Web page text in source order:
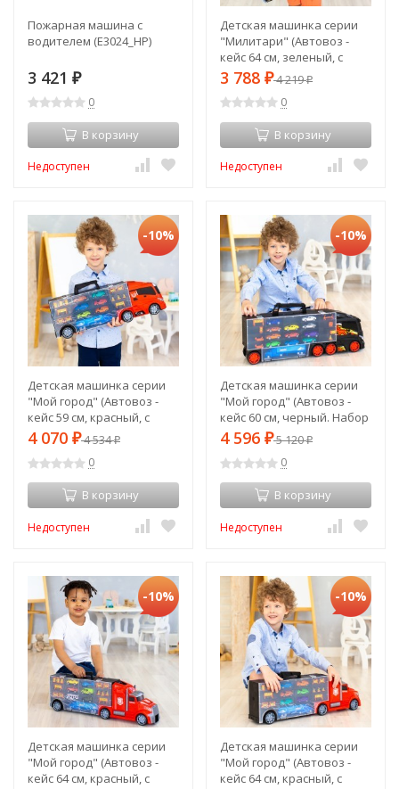
Пожарная машина с
водителем (E3024_HP)
3 421 ₽
0
В корзину
Недоступен
Детская машинка серии
"Милитари" (Автовоз -
кейс 64 см, зеленый, с
тоннелем. Набор из 4
машинок, 1 автобуса, 1
вертолета, 1 фуры и 12
дорожных знаков) (G205-
3 788 ₽4 219₽
0
В корзину
Недоступен
-10%
Детская машинка серии
"Мой город" (Автовоз -
кейс 59 см, красный, с
тоннелем. Набор из 6
дорожных знаков) (G205-
002)
4 070 ₽4 534₽
0
В корзину
Недоступен
-10%
Детская машинка серии
"Мой город" (Автовоз -
кейс 60 см, черный. Набор
из 12 машинок, 1 фуры и 8
001)
4 596 ₽5 120₽
0
В корзину
Недоступен
-10%
Детская машинка серии
"Мой город" (Автовоз -
кейс 64 см, красный, с
-10%
Детская машинка серии
"Мой город" (Автовоз -
кейс 64 см, красный, с